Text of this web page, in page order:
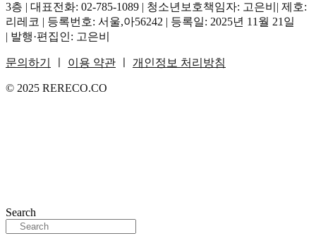
3층 | 대표전화: 02-785-1089 | 청소년보호책임자: 고은비| 제호:
리레코 | 등록번호: 서울,아56242 | 등록일: 2025년 11월 21일
| 발행·편집인: 고은비
문의하기 이용 약관 개인정보 처리방침
© 2025 RERECO.CO
Search